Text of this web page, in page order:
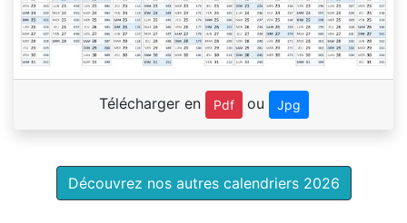
Télécharger en Pdf ou Jpg
Découvrez nos autres calendriers 2026